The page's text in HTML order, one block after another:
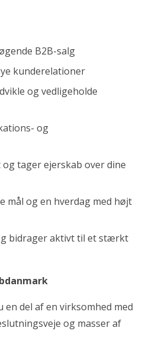
B2B-salg
kunderelationer
og vedligeholde
og
tager ejerskab over dine
mål og en hverdag med højt
bidrager aktivt til et stærkt
en del af en virksomhed med
og masser af